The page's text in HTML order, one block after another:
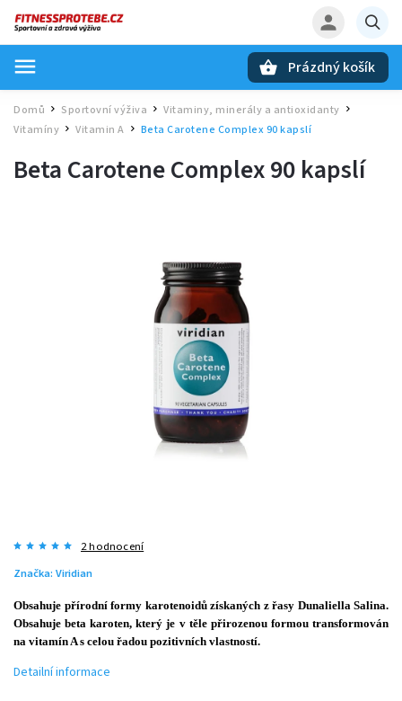
Prázdný košík
Domů / Sportovní výživa / Vitaminy, minerály a antioxidanty
Vitamíny / Vitamin A Beta Carotene Complex 90 kapslí
Beta Carotene Complex 90 kapslí
2 hodnocení
Značka: Viridian
Obsahuje přírodní formy karotenoidů získaných z řasy Dunaliella Salina.
Obsahuje beta karoten, který je v těle přirozenou formou transformován
na vitamín A s celou řadou pozitivních vlastností.
Detailní informace